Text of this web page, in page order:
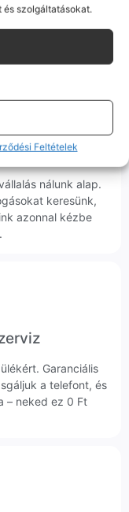
szolgáltatásokat.
Feltételek
kérdésed van, élő
is megtalálsz
nálunk alap.
keresünk,
azonnal kézbe
Garanciális
a telefont, és
– neked ez 0 Ft